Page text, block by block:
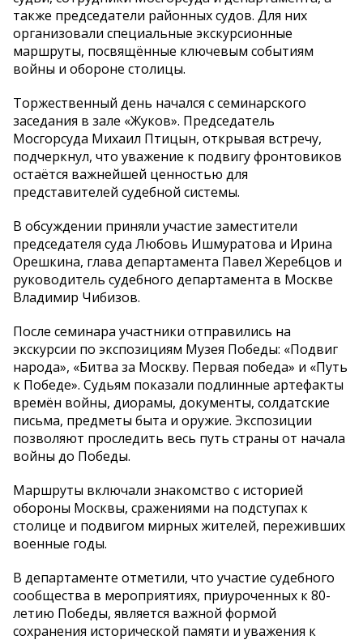
также председатели районных судов. Для них
организовали специальные экскурсионные
маршруты, посвящённые ключевым событиям
войны и обороне столицы.
Торжественный день начался с семинарского
заседания в зале «Жуков». Председатель
Мосгорсуда Михаил Птицын, открывая встречу,
подчеркнул, что уважение к подвигу фронтовиков
остаётся важнейшей ценностью для
представителей судебной системы.
В обсуждении приняли участие заместители
председателя суда Любовь Ишмуратова и Ирина
Орешкина, глава департамента Павел Жеребцов и
руководитель судебного департамента в Москве
Владимир Чибизов.
После семинара участники отправились на
экскурсии по экспозициям Музея Победы: «Подвиг
народа», «Битва за Москву. Первая победа» и «Путь
к Победе». Судьям показали подлинные артефакты
времён войны, диорамы, документы, солдатские
письма, предметы быта и оружие. Экспозиции
позволяют проследить весь путь страны от начала
войны до Победы.
Маршруты включали знакомство с историей
обороны Москвы, сражениями на подступах к
столице и подвигом мирных жителей, переживших
военные годы.
В департаменте отметили, что участие судебного
сообщества в мероприятиях, приуроченных к 80-
летию Победы, является важной формой
сохранения исторической памяти и уважения к